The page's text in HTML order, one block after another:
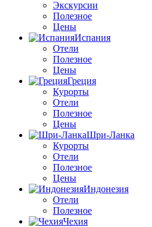
Экскурсии
Полезное
Цены
Испания
Отели
Полезное
Цены
Греция
Курорты
Отели
Полезное
Цены
Шри-Ланка
Курорты
Отели
Полезное
Цены
Индонезия
Отели
Полезное
Чехия